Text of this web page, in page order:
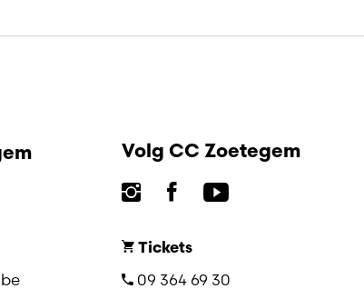
Volg CC Zoetegem
Tickets
09 364 69 30